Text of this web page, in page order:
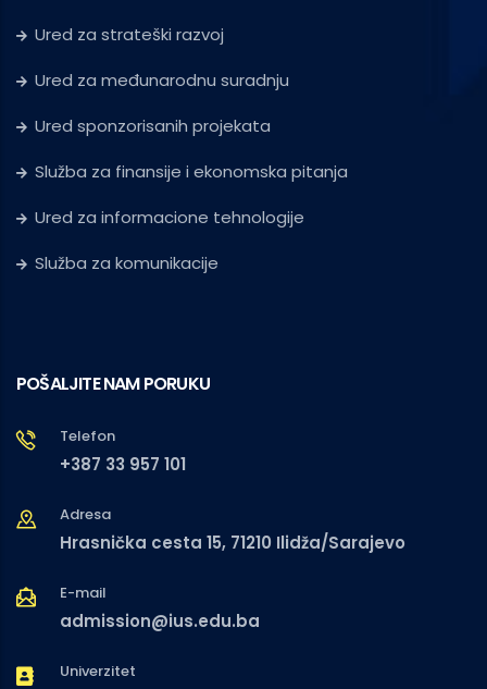
Ured za strateški razvoj
Ured za međunarodnu suradnju
Ured sponzorisanih projekata
Služba za finansije i ekonomska pitanja
Ured za informacione tehnologije
Služba za komunikacije
POŠALJITE NAM PORUKU
Telefon
+387 33 957 101
Adresa
Hrasnička cesta 15, 71210 Ilidža/Sarajevo
E-mail
admission@ius.edu.ba
Univerzitet